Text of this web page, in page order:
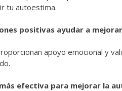
tu autoestima.
positivas ayudar a
apoyo emocional y
efectiva para mejorar la